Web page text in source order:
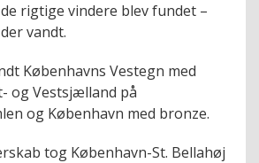
rigtige vindere blev fundet –
vandt.
Københavns Vestegn med
og Vestsjælland på
og København med bronze.
tog København-St. Bellahøj